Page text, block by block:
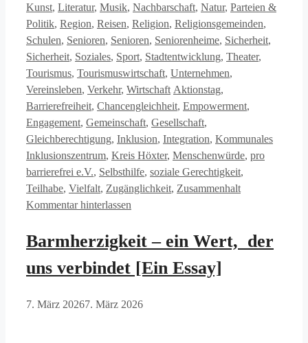
Kunst, Literatur, Musik, Nachbarschaft, Natur, Parteien &
Politik, Region, Reisen, Religion, Religionsgemeinden,
Schulen, Senioren, Senioren, Seniorenheime, Sicherheit,
Sicherheit, Soziales, Sport, Stadtentwicklung, Theater,
Tourismus, Tourismuswirtschaft, Unternehmen,
Vereinsleben, Verkehr, Wirtschaft Schlagwörter
Aktionstag,
Barrierefreiheit, Chancengleichheit, Empowerment,
Engagement, Gemeinschaft, Gesellschaft,
Gleichberechtigung, Inklusion, Integration, Kommunales
Inklusionszentrum, Kreis Höxter, Menschenwürde, pro
barrierefrei e.V., Selbsthilfe, soziale Gerechtigkeit,
Teilhabe, Vielfalt, Zugänglichkeit, Zusammenhalt
Kommentar hinterlassen
Barmherzigkeit – ein Wert, der
uns verbindet [Ein Essay]
7. März 20267. März 2026